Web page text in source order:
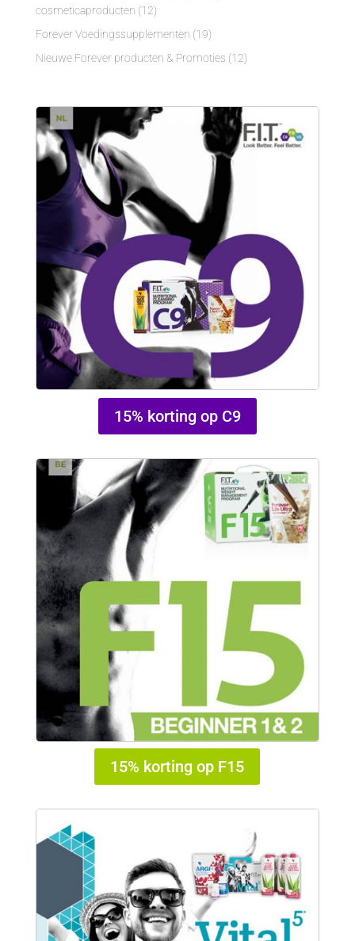
cosmeticaproducten (12)
Forever Voedingssupplementen (19)
Nieuwe Forever producten & Promoties (12)
15% korting op C9
15% korting op F15